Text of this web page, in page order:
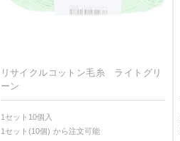
リサイクルコットン毛糸 ライトグリ
ーン
1セット10個入
1セット(10個) から注文可能